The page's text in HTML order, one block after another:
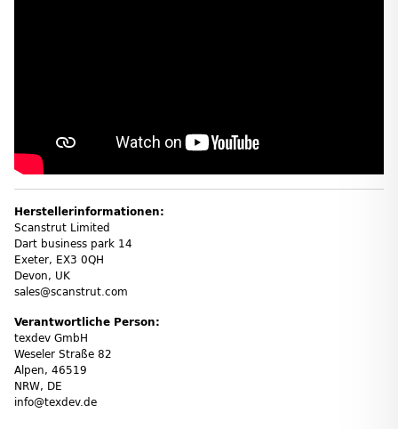
Herstellerinformationen:
Scanstrut Limited
Dart business park 14
Exeter, EX3 0QH
Devon, UK
sales@scanstrut.com
Verantwortliche Person:
texdev GmbH
Weseler Straße 82
Alpen, 46519
NRW, DE
info@texdev.de